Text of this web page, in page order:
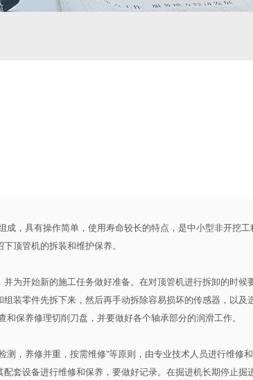
，具有操作简单，使用寿命较长的特点，是中小型非开挖工
顶管机的拆装和维护保养。
开始新的施工任务做好准备。在对顶管机进行拆卸的时候
装零件先拆下来，然后再手动拆除容易损坏的传感器，以及
保养修理切削刀盘，并要做好各个轴承部分的润滑工作。
，养修并重，按需维修”等原则，由专业技术人员进行维修
套设备进行维修和保养，要做好记录。在掘进机长期停止掘